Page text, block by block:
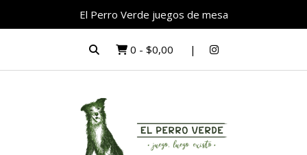
El Perro Verde juegos de mesa
0 - $0,00